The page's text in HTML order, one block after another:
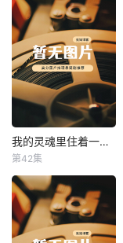
我的灵魂里住着一条龙 我的灵魂里住着一条龙
第42集